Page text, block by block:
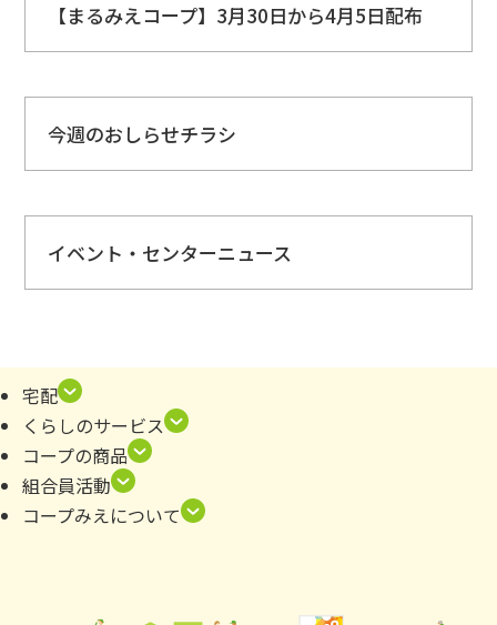
【まるみえコープ】3月30日から4月5日配布
今週のおしらせチラシ
イベント・センターニュース
🔷原材料検索
📚平和絵本を貸し出ししています
宅配
くらしのサービス
コープの商品
組合員活動
コープみえについて